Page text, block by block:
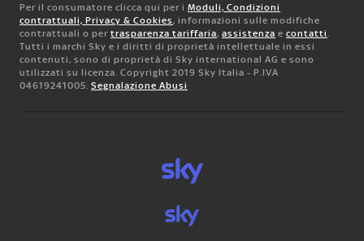
Per il consumatore clicca qui per i Moduli, Condizioni
contrattuali, Privacy & Cookies, informazioni sulle modifiche
contrattuali o per trasparenza tariffaria, assistenza e contatti.
Tutti i marchi Sky e i diritti di proprietà intellettuale in essi
contenuti, sono di proprietà di Sky international AG e sono
utilizzati su licenza. Copyright 2019 Sky Italia - P.IVA
04619241005. Segnalazione Abusi